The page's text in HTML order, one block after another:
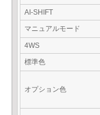
AI-SHIFT
マニュアルモード
4WS
標準色
オプション色